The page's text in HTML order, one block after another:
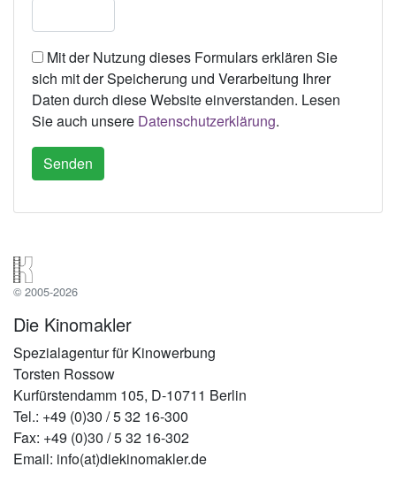
Mit der Nutzung dieses Formulars erklären Sie
sich mit der Speicherung und Verarbeitung Ihrer
Daten durch diese Website einverstanden. Lesen
Sie auch unsere Datenschutzerklärung.
© 2005-2026
Die Kinomakler
Spezialagentur für Kinowerbung
Torsten Rossow
Kurfürstendamm 105, D-10711 Berlin
Tel.: +49 (0)30 / 5 32 16-300
Fax: +49 (0)30 / 5 32 16-302
Email: info(at)diekinomakler.de